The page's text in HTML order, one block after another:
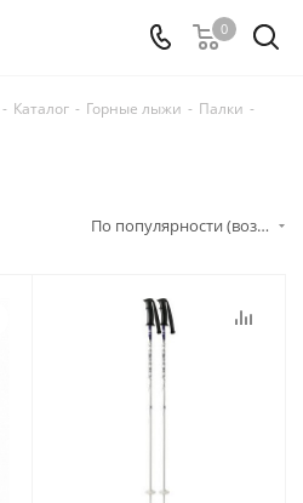
0
- Каталог - Горные лыжи - Палки -
По популярности (возрастание)